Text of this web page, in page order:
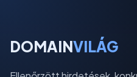
DOMAINVILÁG